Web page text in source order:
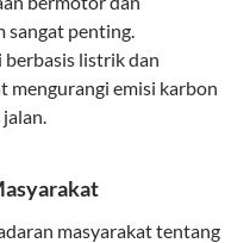
sangat penting.
listrik dan
mengurangi emisi karbon
masyarakat tentang